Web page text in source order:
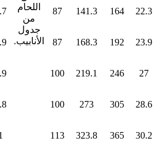
اللحام
من
جدول
الأنابيب.
22.3
164
141.3
87
23.9
192
168.3
87
27
246
219.1
100
28.6
305
273
100
30.2
365
323.8
113